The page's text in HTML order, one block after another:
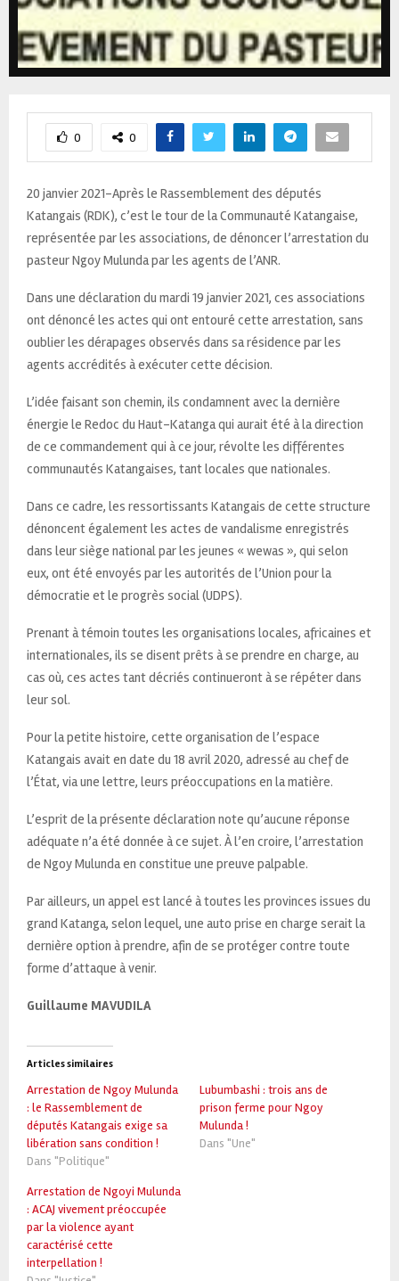
0 0
20 janvier 2021-Après le Rassemblement des députés
Katangais (RDK), c’est le tour de la Communauté Katangaise,
représentée par les associations, de dénoncer l’arrestation du
pasteur Ngoy Mulunda par les agents de l’ANR.
Dans une déclaration du mardi 19 janvier 2021, ces associations
ont dénoncé les actes qui ont entouré cette arrestation, sans
oublier les dérapages observés dans sa résidence par les
agents accrédités à exécuter cette décision.
L’idée faisant son chemin, ils condamnent avec la dernière
énergie le Redoc du Haut-Katanga qui aurait été à la direction
de ce commandement qui à ce jour, révolte les différentes
communautés Katangaises, tant locales que nationales.
Dans ce cadre, les ressortissants Katangais de cette structure
dénoncent également les actes de vandalisme enregistrés
dans leur siège national par les jeunes « wewas », qui selon
eux, ont été envoyés par les autorités de l’Union pour la
démocratie et le progrès social (UDPS).
Prenant à témoin toutes les organisations locales, africaines et
internationales, ils se disent prêts à se prendre en charge, au
cas où, ces actes tant décriés continueront à se répéter dans
leur sol.
Pour la petite histoire, cette organisation de l’espace
Katangais avait en date du 18 avril 2020, adressé au chef de
l’État, via une lettre, leurs préoccupations en la matière.
L’esprit de la présente déclaration note qu’aucune réponse
adéquate n’a été donnée à ce sujet. À l’en croire, l’arrestation
de Ngoy Mulunda en constitue une preuve palpable.
Par ailleurs, un appel est lancé à toutes les provinces issues du
grand Katanga, selon lequel, une auto prise en charge serait la
dernière option à prendre, afin de se protéger contre toute
forme d’attaque à venir.
Guillaume MAVUDILA
Articles similaires
Arrestation de Ngoy Mulunda
: le Rassemblement de
députés Katangais exige sa
libération sans condition !
Dans "Politique"
Lubumbashi : trois ans de
prison ferme pour Ngoy
Mulunda !
Dans "Une"
Arrestation de Ngoyi Mulunda
: ACAJ vivement préoccupée
par la violence ayant
caractérisé cette
interpellation !